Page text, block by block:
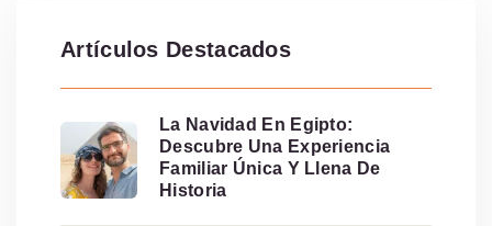
Artículos Destacados
La Navidad En Egipto:
Descubre Una Experiencia
Familiar Única Y Llena De
Historia